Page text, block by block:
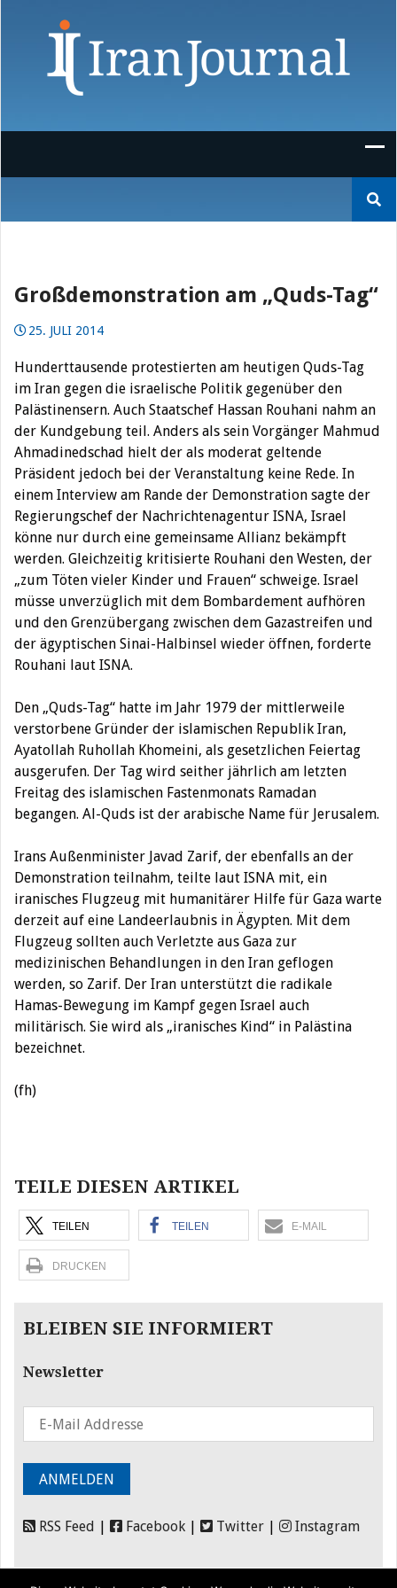
nach:
Großdemonstration am „Quds-Tag“
25. JULI 2014
Hunderttausende protestierten am heutigen Quds-Tag
im Iran gegen die israelische Politik gegenüber den
Palästinensern. Auch Staatschef Hassan Rouhani nahm an
der Kundgebung teil. Anders als sein Vorgänger Mahmud
Ahmadinedschad hielt der als moderat geltende
Präsident jedoch bei der Veranstaltung keine Rede. In
einem Interview am Rande der Demonstration sagte der
Regierungschef der Nachrichtenagentur ISNA, Israel
könne nur durch eine gemeinsame Allianz bekämpft
werden. Gleichzeitig kritisierte Rouhani den Westen, der
„zum Töten vieler Kinder und Frauen“ schweige. Israel
müsse unverzüglich mit dem Bombardement aufhören
und den Grenzübergang zwischen dem Gazastreifen und
der ägyptischen Sinai-Halbinsel wieder öffnen, forderte
Rouhani laut ISNA.
Den „Quds-Tag“ hatte im Jahr 1979 der mittlerweile
verstorbene Gründer der islamischen Republik Iran,
Ayatollah Ruhollah Khomeini, als gesetzlichen Feiertag
ausgerufen. Der Tag wird seither jährlich am letzten
Freitag des islamischen Fastenmonats Ramadan
begangen. Al-Quds ist der arabische Name für Jerusalem.
Irans Außenminister Javad Zarif, der ebenfalls an der
Demonstration teilnahm, teilte laut ISNA mit, ein
iranisches Flugzeug mit humanitärer Hilfe für Gaza warte
derzeit auf eine Landeerlaubnis in Ägypten. Mit dem
Flugzeug sollten auch Verletzte aus Gaza zur
medizinischen Behandlungen in den Iran geflogen
werden, so Zarif. Der Iran unterstützt die radikale
Hamas-Bewegung im Kampf gegen Israel auch
militärisch. Sie wird als „iranisches Kind“ in Palästina
bezeichnet.
(fh)
TEILE DIESEN ARTIKEL
TEILEN TEILEN E-MAIL
DRUCKEN
BLEIBEN SIE INFORMIERT
Newsletter
RSS Feed Facebook Twitter Instagram